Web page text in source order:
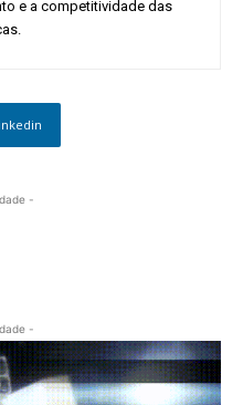
e a competitividade das
-
-